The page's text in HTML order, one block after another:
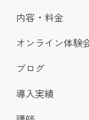
内容・料金
オンライン体験
ブログ
導入実績